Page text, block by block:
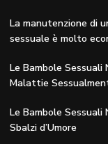
La manutenzione di
sessuale è molto
Le Bambole
Malattie
Le Bambole Sessuali
Sbalzi d’Umore